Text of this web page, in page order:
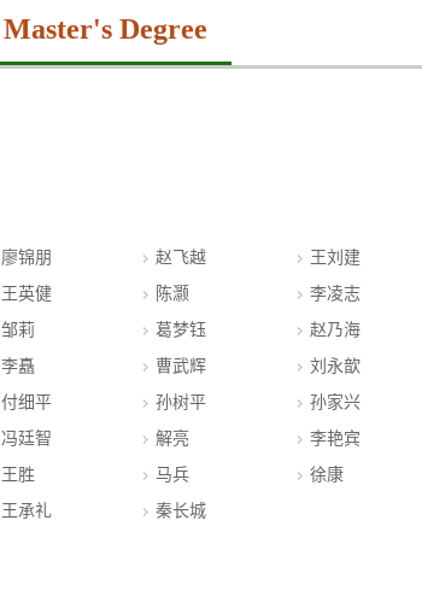
Master's Degree
廖锦朋 赵飞越
王刘建
王英健 陈灏
李凌志
邹莉 葛梦钰
赵乃海
李矗 曹武辉
刘永歆
付细平 孙树平
孙家兴
冯廷智 解亮
李艳宾
王胜 马兵
徐康
王承礼 秦长城